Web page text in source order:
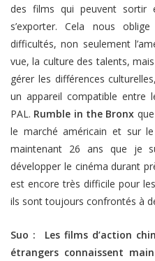
des films qui peuvent sortir
s’exporter. Cela nous
difficultés, non seulement
vue, la culture des talents,
gérer les différences
un appareil compatible entre
PAL. Rumble in the Bronx
le marché américain et sur
maintenant 26 ans que je
développer le cinéma durant
est encore très difficile pour
ils sont toujours confrontés à
Suo : Les films d’action
étrangers connaissent